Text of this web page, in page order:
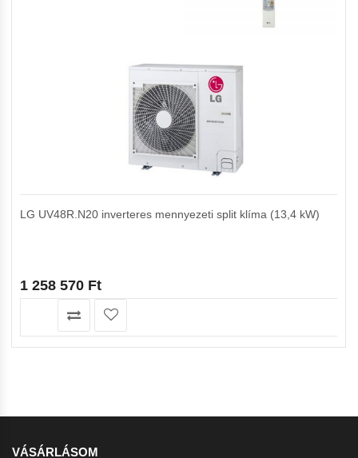
LG UV48R.N20 inverteres mennyezeti split klíma (13,4 kW)
1 258 570 Ft
VÁSÁRLÁSOM